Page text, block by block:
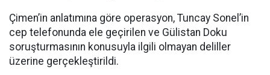
Çimen’in anlatımına göre operasyon, Tuncay Sonel’in
cep telefonunda ele geçirilen ve Gülistan Doku
soruşturmasının konusuyla ilgili olmayan deliller
üzerine gerçekleştirildi.